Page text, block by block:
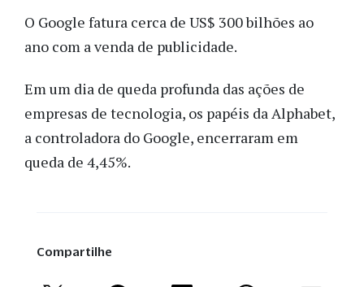
O Google fatura cerca de US$ 300 bilhões ao
ano com a venda de publicidade.
Em um dia de queda profunda das ações de
empresas de tecnologia, os papéis da Alphabet,
a controladora do Google, encerraram em
queda de 4,45%.
Compartilhe